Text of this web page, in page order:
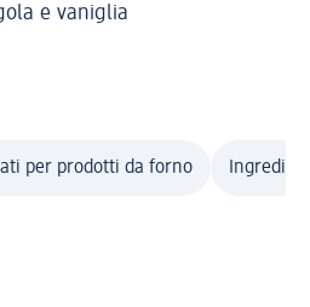
e vaniglia
per prodotti da forno